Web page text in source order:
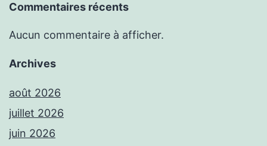
Commentaires récents
Aucun commentaire à afficher.
Archives
août 2026
juillet 2026
juin 2026